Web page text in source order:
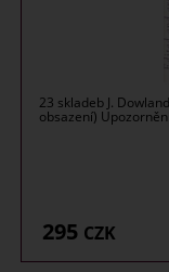
23 skladeb J.
obsazení)
295 CZK